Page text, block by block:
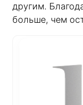
другим.
больше, чем